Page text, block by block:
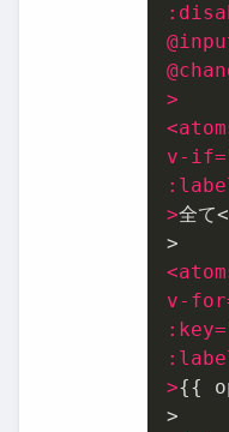
@
@
>
<
v-if=
>全
<
v-for
:key=
>{{